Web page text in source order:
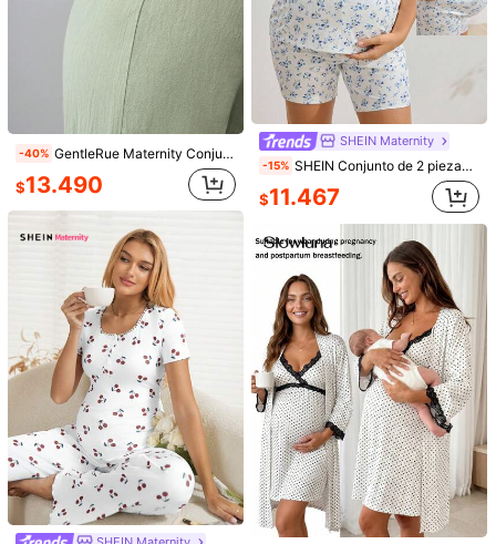
MaterniWear
SHEIN Maternity
SHEIN Vestido casual de maternidad y lactancia con cuello redondo y mangas cortas a rayas
$17.790
4
12.790
Estimado
Slowluna
Slowluna Vestido de maternidad de unicolor con cuello en V superpuesto, manga larga y lazo en la cintura para amamantar
$19.090
-40% GentleRue Maternity Conjunto de 2 piezas cómodo para uso diario y vacacional para lactancia materna
$13.490
SHEIN Maternity
-15% SHEIN Conjunto de 2 piezas casual para uso diario con top de lactancia con estampado floral y shorts de cintura ajustable para maternidad
$11.467